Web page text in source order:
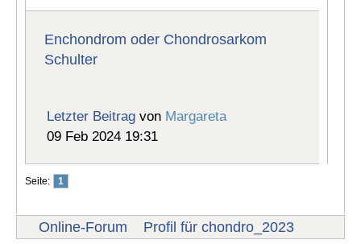
Enchondrom oder Chondrosarkom
Schulter
Letzter Beitrag von Margareta
09 Feb 2024 19:31
Seite: 1
Online-Forum Profil für chondro_2023